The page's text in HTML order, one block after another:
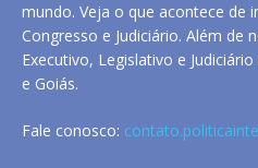
mundo. Veja o que acontece de
Congresso e Judiciário. Além de
Executivo, Legislativo e
e Goiás.
Fale conosco: